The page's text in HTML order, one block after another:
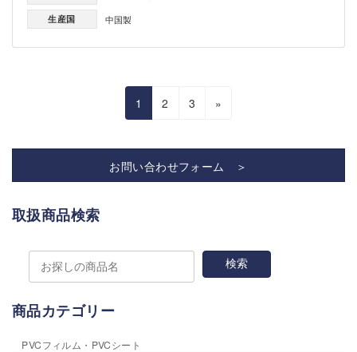
生産国 中国製
の
ジ
固
定
ペ
ー
1
固
ペ
ー
2
固
ペ
ー
3 »
お問い合わせフォーム ＞
取扱商品検索
商品カテゴリー
PVCフィルム・PVCシート